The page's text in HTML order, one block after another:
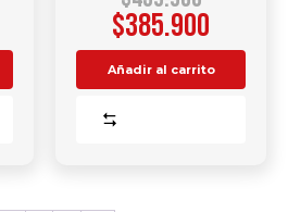
$385.900
Añadir al carrito